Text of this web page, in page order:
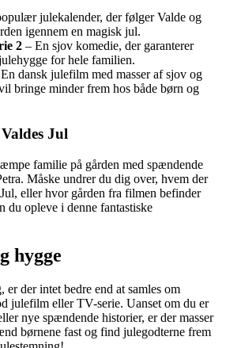
julekalender, der følger Valde og
igennem en magisk jul.
2 – En sjov komedie, der garanterer
for hele familien.
dansk julefilm med masser af sjov og
bringe minder frem hos både børn og
Jul
familie på gården med spændende
Måske undrer du dig over, hvem der
eller hvor gården fra filmen befinder
du opleve i denne fantastiske
hygge
der intet bedre end at samles om
julefilm eller TV-serie. Uanset om du er
nye spændende historier, er der masser
børnene fast og find julegodterne frem